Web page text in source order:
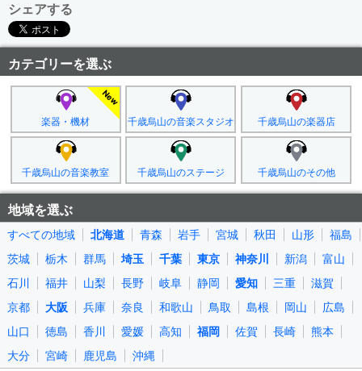
シェアする
カテゴリーを選ぶ
楽器・機材 千歳烏山の音楽スタジオ 千歳烏山の楽器店
千歳烏山の音楽教室 千歳烏山のステージ 千歳烏山のその他
地域を選ぶ
すべての地域 北海道 青森 岩手 宮城 秋田 山形
福島
茨城
栃木 群馬 埼玉 千葉 東京 神奈川 新潟
富山
石川
福井 山梨 長野 岐阜 静岡 愛知 三重
滋賀
京都
大阪 兵庫 奈良 和歌山 鳥取 島根 岡山
広島
山口
徳島 香川 愛媛 高知 福岡 佐賀 長崎
熊本
大分
宮崎 鹿児島 沖縄